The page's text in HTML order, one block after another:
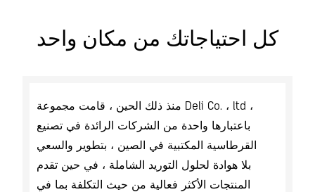
كل احتياجاتك من مكان واحد
منذ ذلك الحين ، قامت مجموعة Deli Co. ، ltd ،
باعتبارها واحدة من الشركات الرائدة في تصنيع
القرطاسية المكتبية في الصين ، بتطوير والسعي
بلا هوادة لحلول التوريد الشاملة ، في حين تقدم
المنتجات الأكثر فعالية من حيث التكلفة بما في